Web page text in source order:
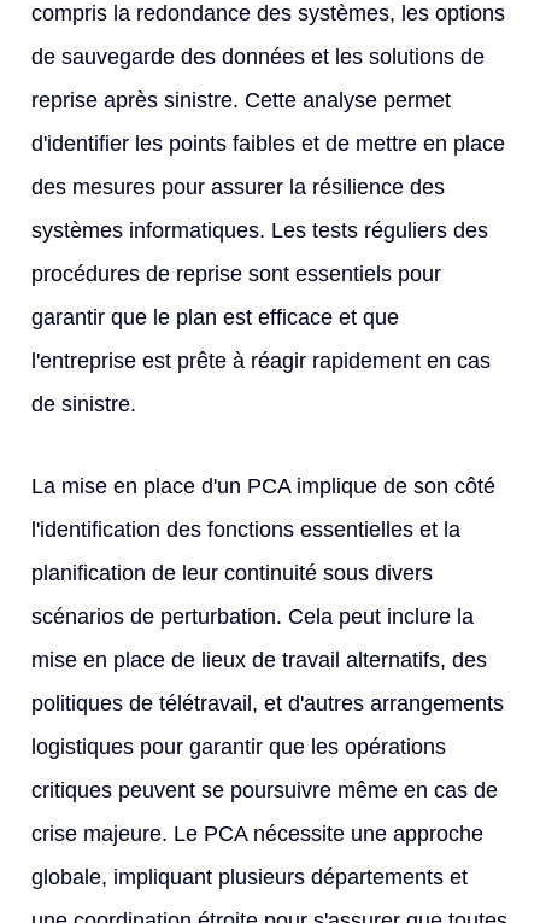
compris la redondance des systèmes, les options
de sauvegarde des données et les solutions de
reprise après sinistre. Cette analyse permet
d'identifier les points faibles et de mettre en place
des mesures pour assurer la résilience des
systèmes informatiques. Les tests réguliers des
procédures de reprise sont essentiels pour
garantir que le plan est efficace et que
l'entreprise est prête à réagir rapidement en cas
de sinistre.
La mise en place d'un PCA implique de son côté
l'identification des fonctions essentielles et la
planification de leur continuité sous divers
scénarios de perturbation. Cela peut inclure la
mise en place de lieux de travail alternatifs, des
politiques de télétravail, et d'autres arrangements
logistiques pour garantir que les opérations
critiques peuvent se poursuivre même en cas de
crise majeure. Le PCA nécessite une approche
globale, impliquant plusieurs départements et